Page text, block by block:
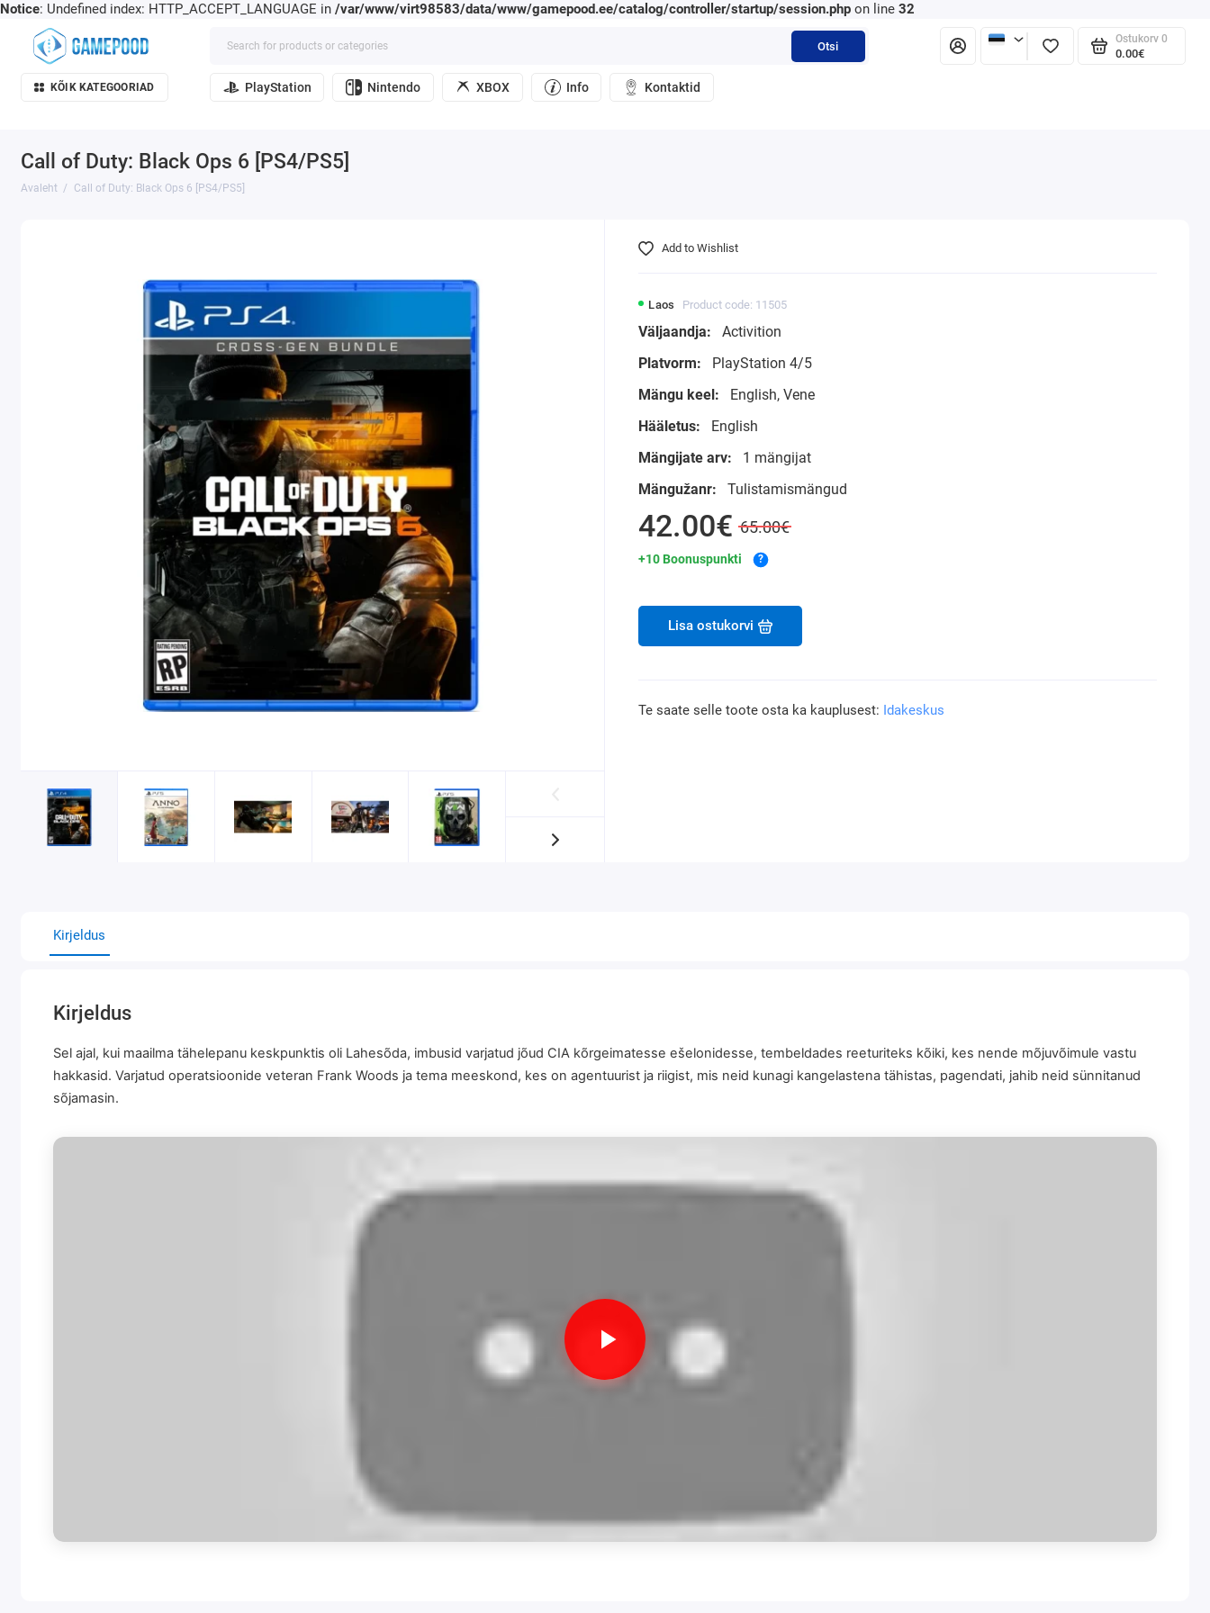
Notice: Undefined index: HTTP_ACCEPT_LANGUAGE in /var/www/virt98583/data/www/gamepood.ee/catalog/controller/startup/session.php on line 32
Otsi
Ostukorv 0
0.00€
KÕIK KATEGOORIAD PlayStation Nintendo XBOX Info Kontaktid
Call of Duty: Black Ops 6 [PS4/PS5]
Avaleht Call of Duty: Black Ops 6 [PS4/PS5]
Laos Product code: 11505
Väljaandja:
Activition
Platvorm:
PlayStation 4/5
Mängu keel:
English, Vene
Hääletus:
English
Mängijate arv:
1 mängijat
Mängužanr:
Tulistamismängud
42.00€ 65.00€
+10 Boonuspunkti ?
Lisa ostukorvi
Add to Wishlist
Te saate selle toote osta ka kauplusest: Idakeskus
Kirjeldus
Kirjeldus
Sel ajal, kui maailma tähelepanu keskpunktis oli Lahesõda, imbusid varjatud jõud CIA kõrgeimatesse ešelonidesse, tembeldades reeturiteks kõiki, kes nende mõjuvõimule vastu
hakkasid. Varjatud operatsioonide veteran Frank Woods ja tema meeskond, kes on agentuurist ja riigist, mis neid kunagi kangelastena tähistas, pagendati, jahib neid sünnitanud
sõjamasin.